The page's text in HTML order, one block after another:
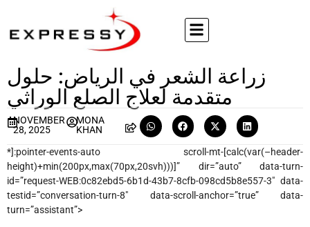
زراعة الشعر في الرياض: حلول
متقدمة لعلاج الصلع الوراثي
NOVEMBER
28, 2025
MONA
KHAN
*]:pointer-events-auto scroll-mt-[calc(var(–header-
height)+min(200px,max(70px,20svh)))]” dir=”auto” data-turn-
id=”request-WEB:0c82ebd5-6b1d-43b7-8cfb-098cd5b8e557-3″ data-
testid=”conversation-turn-8″ data-scroll-anchor=”true” data-
turn=”assistant”>